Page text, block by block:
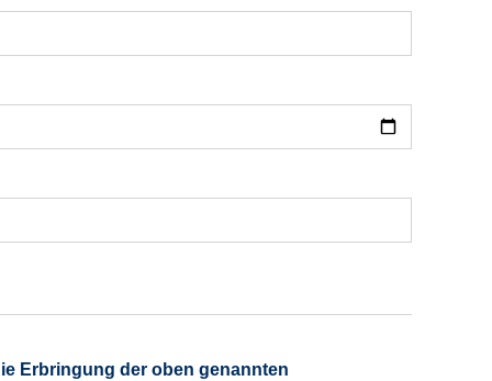
Erbringung der oben genannten